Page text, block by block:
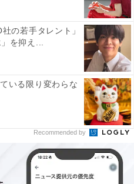
票
園内にある摩周湖は、世界
湖です。その透明度の高さ
れる神秘的な青色をたたえ
とが多いため、「霧の摩
の若手タレント」
を抑え...
いる限り変わらな
Recommended by